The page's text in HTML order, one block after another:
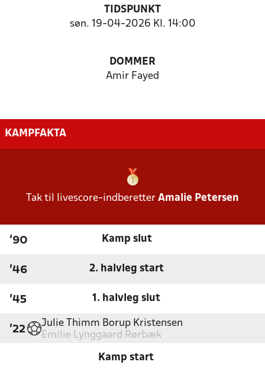
TIDSPUNKT
søn. 19-04-2026 Kl. 14:00
DOMMER
Amir Fayed
KAMPFAKTA
Tak til livescore-indberetter Amalie Petersen
'90 Kamp slut
'46 2. halvleg start
'45 1. halvleg slut
'22
Julie Thimm Borup Kristensen
Emilie Lynggaard Rørbæk
Kamp start